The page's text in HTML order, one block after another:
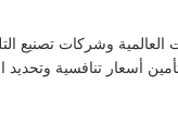
وشركات تصنيع
أسعار تنافسية